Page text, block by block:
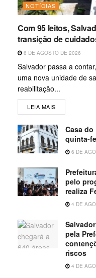
NOTÍCIAS
Com 95 leitos,
transição de
6 DE AGOSTO DE 2026
Salvador passa a
uma nova unidade de
reabilitação...
LEIA MAIS
Casa do
quinta-
6 DE
pelo
realiza
4 DE
pela
riscos
4 DE